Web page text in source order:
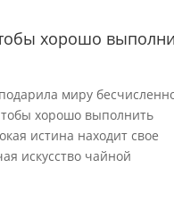
хорошо
миру
хорошо выполнить
истина находит свое
искусство чайной